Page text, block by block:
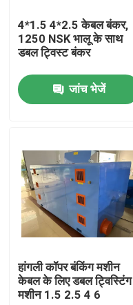
हमारे बारे में
कारखाने का दौरा
हमसे संपर्क करें
एक उद्धरण का अनुरोध करें
वायर एक्सट्रूडर मशीन
4*1.5 4*2.5 केबल बंकर,
1250 NSK भालू के साथ
डबल ट्विस्ट बंकर
जांच भेजें
हांगली कॉपर बंकिंग मशीन
केबल के लिए डबल ट्विस्टिंग
मशीन 1.5 2.5 4 6